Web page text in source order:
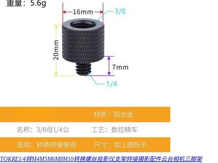
TOKRE1/4转M4M5M6M8M10转换螺丝投影仪支架转接摄影配件云台相机三脚架